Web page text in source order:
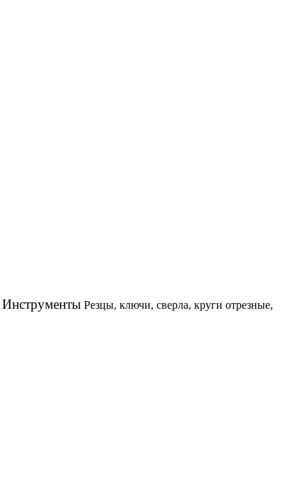
Инструменты Резцы, ключи, сверла, круги отрезные,